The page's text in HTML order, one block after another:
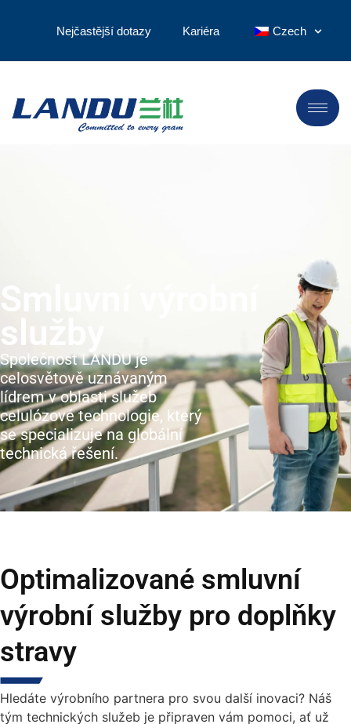
Nejčastější dotazy Kariéra Czech
Smluvní výrobní
služby
Společnost LANDU je
celosvětově uznávaným
lídrem v oblasti služeb
celulózové technologie, který
se specializuje na globální
technická řešení.
Optimalizované smluvní
výrobní služby pro doplňky
stravy
Hledáte výrobního partnera pro svou další inovaci? Náš
tým technických služeb je připraven vám pomoci, ať už